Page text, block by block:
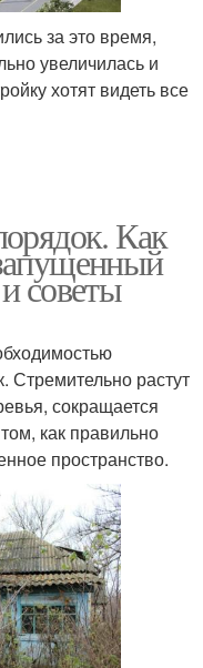
за это время,
увеличилась и
хотят видеть все
Как
советы
Стремительно растут
сокращается
как правильно
пространство.